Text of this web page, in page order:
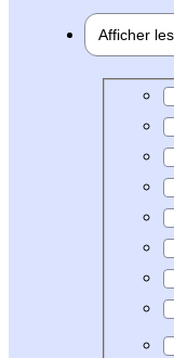
Afficher
Type